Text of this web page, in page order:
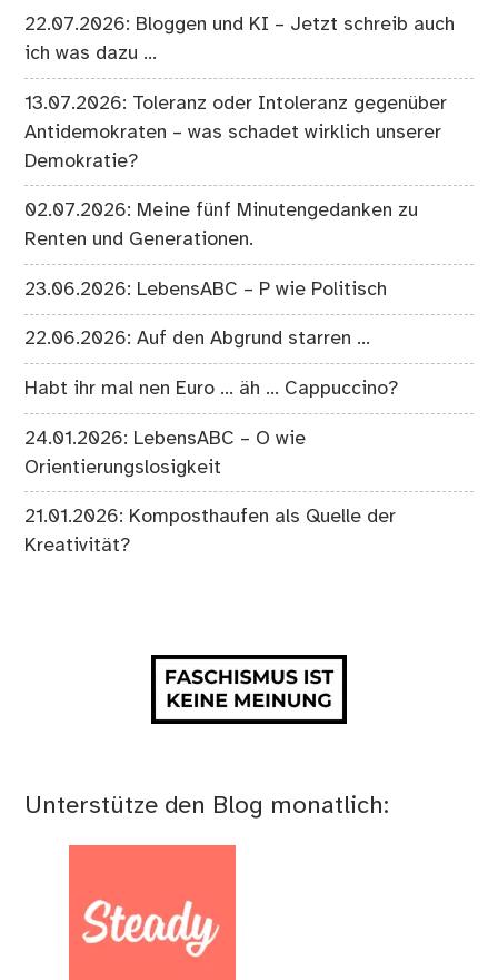
22.07.2026: Bloggen und KI – Jetzt schreib auch
ich was dazu …
13.07.2026: Toleranz oder Intoleranz gegenüber
Antidemokraten – was schadet wirklich unserer
Demokratie?
02.07.2026: Meine fünf Minutengedanken zu
Renten und Generationen.
23.06.2026: LebensABC – P wie Politisch
22.06.2026: Auf den Abgrund starren …
Habt ihr mal nen Euro … äh … Cappuccino?
24.01.2026: LebensABC – O wie
Orientierungslosigkeit
21.01.2026: Komposthaufen als Quelle der
Kreativität?
Unterstütze den Blog monatlich: